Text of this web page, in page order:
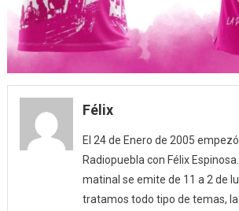
Félix
El 24 de Enero de 2005
Radiopuebla con Félix
matinal se emite de 11 a 2 de
tratamos todo tipo de temas,